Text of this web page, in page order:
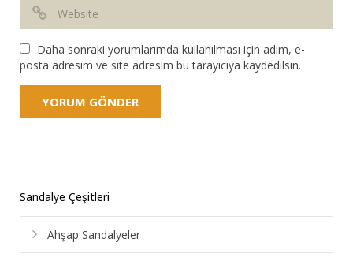
Daha sonraki yorumlarımda kullanılması için adım, e-
posta adresim ve site adresim bu tarayıcıya kaydedilsin.
Sandalye Çeşitleri
Ahşap Sandalyeler